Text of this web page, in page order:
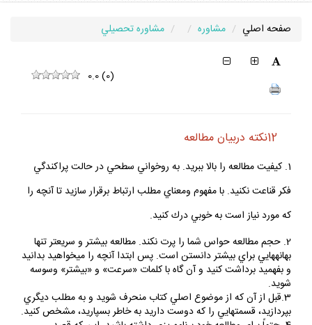
صفحه اصلي مشاوره مشاوره تحصيلي
0.0(0)
12نكته دربيان مطالعه
1. كيفيت مطالعه را بالا ببريد. به روخواني سطحي در حالت پراكندگي
فكر قناعت نكنيد. با مفهوم ومعناي مطلب ارتباط برقرار سازيد تا آنچه را
كه مورد نياز است به خوبي درك كنيد.
2. حجم مطالعه حواس شما را پرت نكند. مطالعه بيش‏تر و سريع‏تر تنها
بهانه‏هايي براي بيش‏تر دانستن است. پس ابتدا آنچه را مي‏خواهيد بدانيد
و بفهميد برداشت كنيد و آن گاه با كلمات «سرعت» و «بيش‏تر» وسوسه
شويد.
3.قبل از آن كه از موضوع اصلي كتاب منحرف شويد و به مطلب ديگري
بپردازيد، قسمت‏هايي را كه دوست داريد به خاطر بسپاريد، مشخص كنيد.